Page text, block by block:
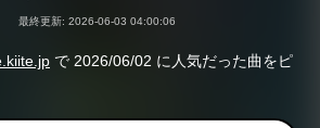
最終更新: 2026-06-03 04:00:06
で 2026/06/02 に人気だった曲をピ